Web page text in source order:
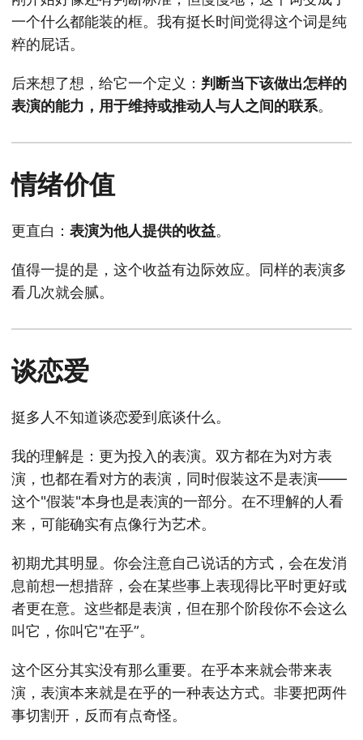
一个什么都能装的框。我有挺长时间觉得这个词是纯
粹的屁话。
后来想了想，给它一个定义： 判断当下该做出怎样的
表演的能力，用于维持或推动人与人之间的联系。
情绪价值
更直白： 表演为他人提供的收益。
值得一提的是，这个收益有边际效应。同样的表演多
看几次就会腻。
谈恋爱
挺多人不知道谈恋爱到底谈什么。
我的理解是：更为投入的表演。双方都在为对方表
演，也都在看对方的表演，同时假装这不是表演——
这个"假装"本身也是表演的一部分。在不理解的人看
来，可能确实有点像行为艺术。
初期尤其明显。你会注意自己说话的方式，会在发消
息前想一想措辞，会在某些事上表现得比平时更好或
者更在意。这些都是表演，但在那个阶段你不会这么
叫它，你叫它"在乎”。
这个区分其实没有那么重要。在乎本来就会带来表
演，表演本来就是在乎的一种表达方式。非要把两件
事切割开，反而有点奇怪。